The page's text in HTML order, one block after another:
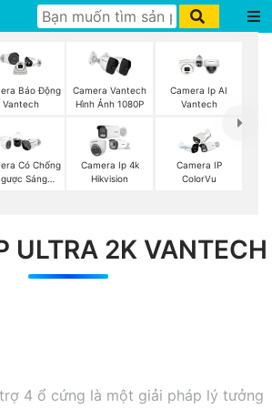
Báo Động
Vantech
Camera Vantech
Hình Ảnh 1080P
Camera Ip AI
Vantech
Có Chống
Sáng
Camera Ip 4k
Hikvision
Camera IP
ColorVu
ULTRA 2K VANTECH
4 ổ cứng là một giải pháp lý tưởng